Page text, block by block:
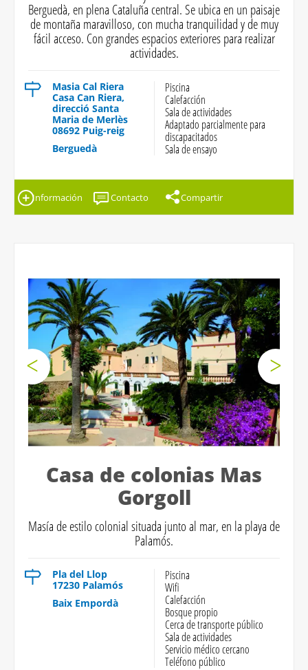
Berguedà, en plena Cataluña central. Se ubica en un paisaje
de montaña maravilloso, con mucha tranquilidad y de muy
fácil acceso. Con grandes espacios exteriores para realizar
actividades.
Masia Cal Riera
Casa Can Riera,
direcció Santa
Maria de Merlès
08692 Puig-reig
Berguedà
Piscina
Calefacción
Sala de actividades
Adaptado parcialmente para
discapacitados
Sala de ensayo
Información Contacto Compartir
Casa de colonias Mas
Gorgoll
Masía de estilo colonial situada junto al mar, en la playa de
Palamós.
Pla del Llop
17230 Palamós
Baix Empordà
Piscina
Wifi
Calefacción
Bosque propio
Cerca de transporte público
Sala de actividades
Servicio médico cercano
Teléfono público